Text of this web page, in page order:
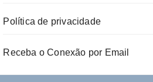
Política de privacidade
Receba o Conexão por Email